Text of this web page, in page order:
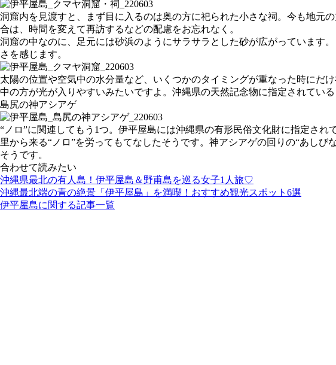
洞窟内を見渡すと、まず目に入るのは奥の方に祀られた小さな祠。今も地元
合は、時間を変えて再訪するなどの配慮をお忘れなく。
洞窟の中なのに、足元には砂浜のようにサラサラとした砂が広がっています
さを感じます。
太陽の位置や空気中の水分量など、いくつかのタイミングが重なった時にだ
中の方が光が入りやすいみたいですよ。沖縄県の天然記念物に指定されてい
島尻の神アシアゲ
“ノロ”に関連してもう1つ。伊平屋島には沖縄県の有形民俗文化財に指定さ
里から来る“ノロ”を労ってもてなしたそうです。神アシアゲの回りの“あし
そうです。
合わせて読みたい
沖縄県最北の有人島！伊平屋島＆野甫島を巡る女子1人旅♡
沖縄最北端の青の絶景「伊平屋島」を満喫！おすすめ観光スポット6選
伊平屋島に関する記事一覧